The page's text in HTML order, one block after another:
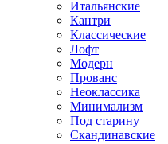
Итальянские
Кантри
Классические
Лофт
Модерн
Прованс
Неоклассика
Минимализм
Под старину
Скандинавские